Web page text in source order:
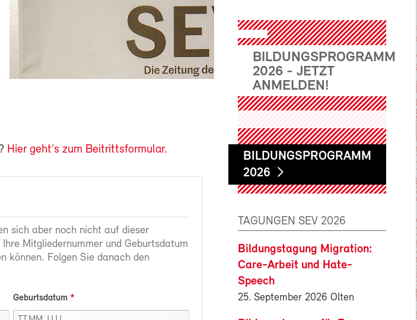
Hier geht’s zum Beitrittsformular.
sich aber noch nicht auf dieser
Mitgliedernummer und Geburtsdatum
können. Folgen Sie danach den
Geburtsdatum
BILDUNGSPROGRAMM
2026 - JETZT
ANMELDEN!
BILDUNGSPROGRAMM
2026
TAGUNGEN SEV 2026
Bildungstagung Migration:
Care-Arbeit und Hate-
Speech
25. September 2026 Olten